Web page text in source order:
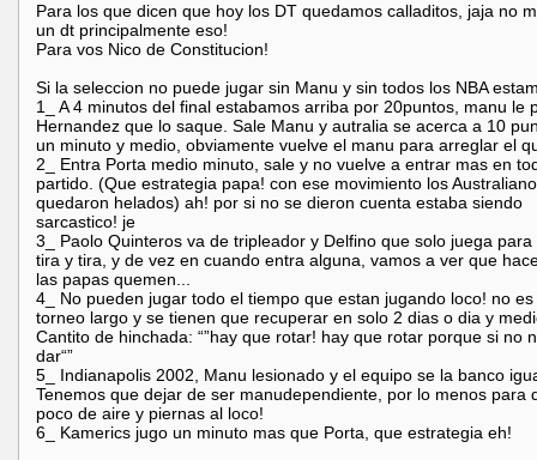
Para los que dicen que hoy los DT quedamos calladitos, jaja no
un dt principalmente eso!
Para vos Nico de Constitucion!
Si la seleccion no puede jugar sin Manu y sin todos los NBA
1_ A 4 minutos del final estabamos arriba por 20puntos, manu le
Hernandez que lo saque. Sale Manu y autralia se acerca a 10
un minuto y medio, obviamente vuelve el manu para arreglar el
2_ Entra Porta medio minuto, sale y no vuelve a entrar mas en
partido. (Que estrategia papa! con ese movimiento los
quedaron helados) ah! por si no se dieron cuenta estaba siendo
sarcastico! je
3_ Paolo Quinteros va de tripleador y Delfino que solo juega para
tira y tira, y de vez en cuando entra alguna, vamos a ver que
las papas quemen...
4_ No pueden jugar todo el tiempo que estan jugando loco! no es
torneo largo y se tienen que recuperar en solo 2 dias o dia y
Cantito de hinchada: “”hay que rotar! hay que rotar porque si no
dar“”
5_ Indianapolis 2002, Manu lesionado y el equipo se la banco
Tenemos que dejar de ser manudependiente, por lo menos para
poco de aire y piernas al loco!
6_ Kamerics jugo un minuto mas que Porta, que estrategia eh!